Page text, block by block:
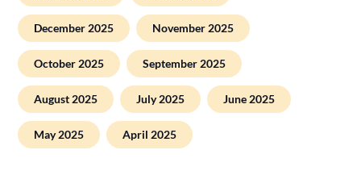
December 2025 November 2025
October 2025 September 2025
August 2025 July 2025 June 2025
May 2025 April 2025